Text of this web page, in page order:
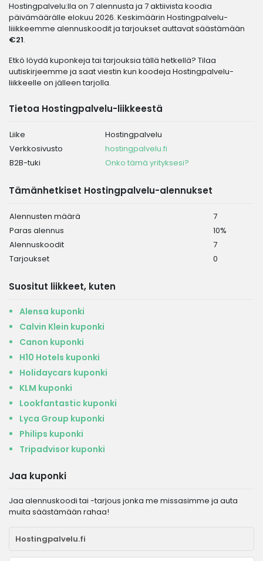
Hostingpalvelu:lla on 7 alennusta ja 7 aktiivista koodia
päivämäärälle elokuu 2026. Keskimäärin Hostingpalvelu-
liiikkeemme alennuskoodit ja tarjoukset auttavat säästämään
€21.
Etkö löydä kuponkeja tai tarjouksia tällä hetkellä? Tilaa
uutiskirjeemme ja saat viestin kun koodeja Hostingpalvelu-
liikkeelle on jälleen tarjolla.
Tietoa Hostingpalvelu-liikkeestä
Liike
Hostingpalvelu
Verkkosivusto
hostingpalvelu.fi
B2B-tuki
Onko tämä yrityksesi?
Tämänhetkiset Hostingpalvelu-alennukset
Alennusten määrä
7
Paras alennus
10%
Alennuskoodit
7
Tarjoukset
0
Suositut liikkeet, kuten
Alensa kuponki
Calvin Klein kuponki
Canon kuponki
H10 Hotels kuponki
Holidaycars kuponki
KLM kuponki
Lookfantastic kuponki
Lyca Group kuponki
Philips kuponki
Tripadvisor kuponki
Jaa kuponki
Jaa alennuskoodi tai -tarjous jonka me missasimme ja auta
muita säästämään rahaa!